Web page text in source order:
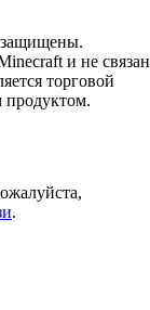
защищены.
и не связан
торговой
продуктом.
.